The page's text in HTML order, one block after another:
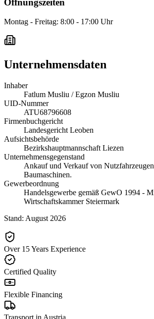
Öffnungszeiten
Montag - Freitag: 8:00 - 17:00 Uhr
Unternehmensdaten
Inhaber
Fatlum Musliu / Egzon Musliu
UID-Nummer
ATU68796608
Firmenbuchgericht
Landesgericht Leoben
Aufsichtsbehörde
Bezirkshauptmannschaft Liezen
Unternehmensgegenstand
Ankauf und Verkauf von
Baumaschinen.
Gewerbeordnung
Handelsgewerbe gemäß GewO 1994 -
Wirtschaftskammer Steiermark
Stand: August 2026
Over 15 Years Experience
Certified Quality
Flexible Financing
Transport in Austria